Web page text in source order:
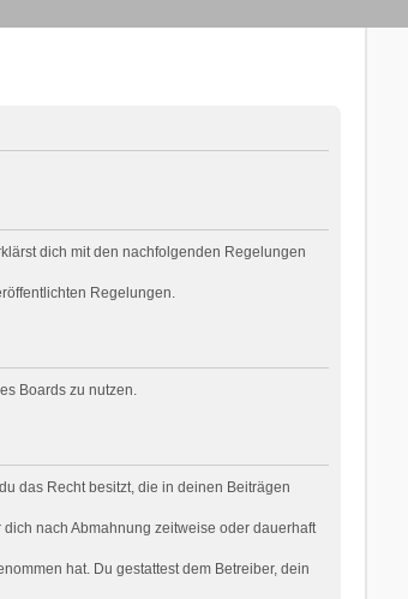
dich mit den nachfolgenden Regelungen
Regelungen.
Boards zu nutzen.
das Recht besitzt, die in deinen Beiträgen
nach Abmahnung zeitweise oder dauerhaft
hat. Du gestattest dem Betreiber, dein